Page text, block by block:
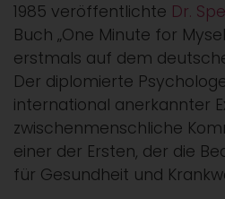
1985 veröffentlichte Dr.
Buch „One Minute for
erstmals auf dem
Der diplomierte
international anerkannter
zwischenmenschliche
einer der Ersten, der die
für Gesundheit und